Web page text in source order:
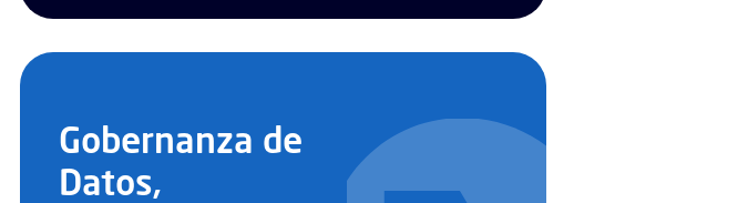
Gobernanza de
Datos,